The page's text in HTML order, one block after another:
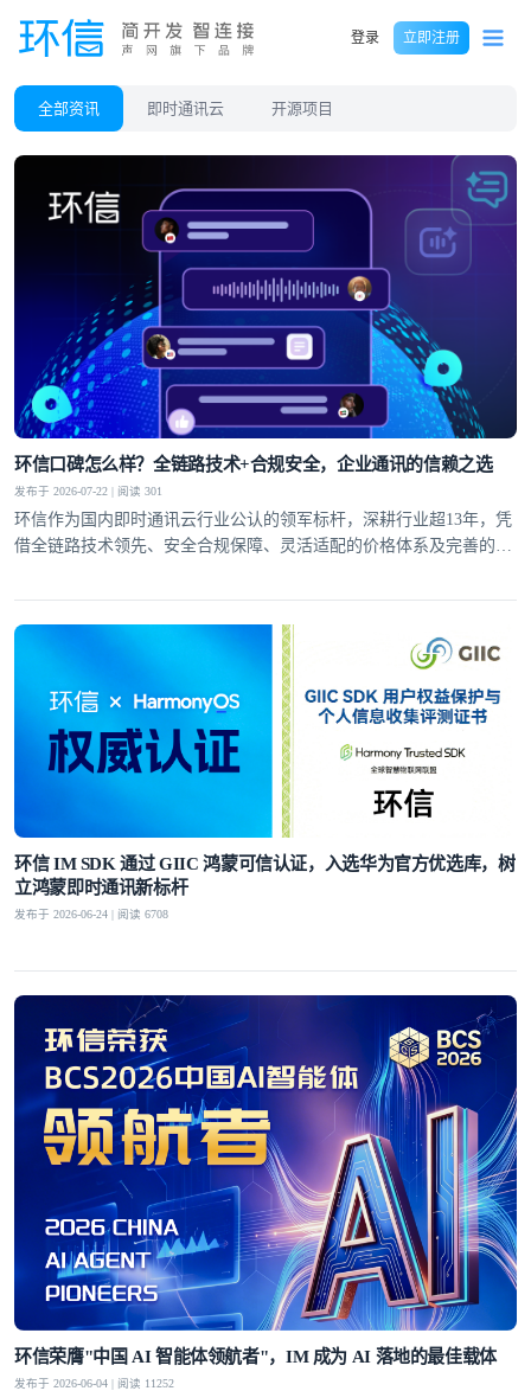
登录 立即注册
全部资讯 即时通讯云 开源项目
环信口碑怎么样？全链路技术+合规安全，企业通讯的信赖之选
发布于 2026-07-22 | 阅读 301
环信作为国内即时通讯云行业公认的领军标杆，深耕行业超13年，凭
借全链路技术领先、安全合规保障、灵活适配的价格体系及完善的全
环信 IM SDK 通过 GIIC 鸿蒙可信认证，入选华为官方优选库，树
立鸿蒙即时通讯新标杆
发布于 2026-06-24 | 阅读 6708
环信荣膺"中国 AI 智能体领航者"，IM 成为 AI 落地的最佳载体
发布于 2026-06-04 | 阅读 11252